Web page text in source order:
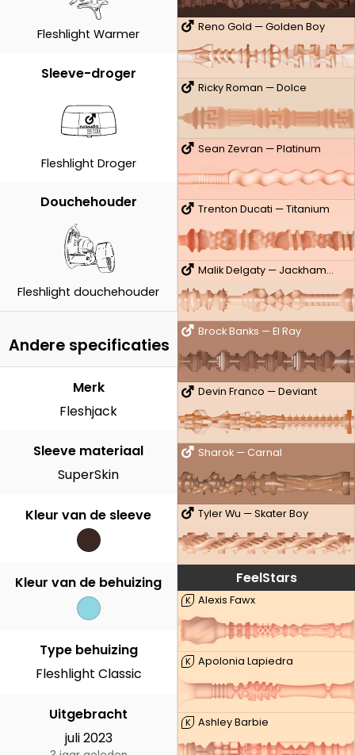
Reno Gold — Golden Boy
Ricky Roman — Dolce
Sean Zevran — Platinum
Trenton Ducati — Titanium
Malik Delgaty — Jackhammer
Brock Banks — El Ray
Devin Franco — Deviant
Sharok — Carnal
Tyler Wu — Skater Boy
FeelStars
K Alexis Fawx
K Apolonia Lapiedra
K Ashley Barbie
Fleshlight Warmer
Sleeve-droger
Fleshlight Droger
Douchehouder
Fleshlight douchehouder
Andere specificaties
Merk
Fleshjack
Sleeve materiaal
SuperSkin
Kleur van de sleeve
Kleur van de behuizing
Type behuizing
Fleshlight Classic
Uitgebracht
juli 2023